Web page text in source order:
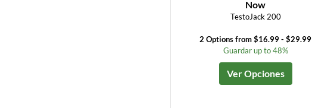
Now
TestoJack 200
2 Options from $16.99 - $29.99
Guardar up to 48%
Ver Opciones